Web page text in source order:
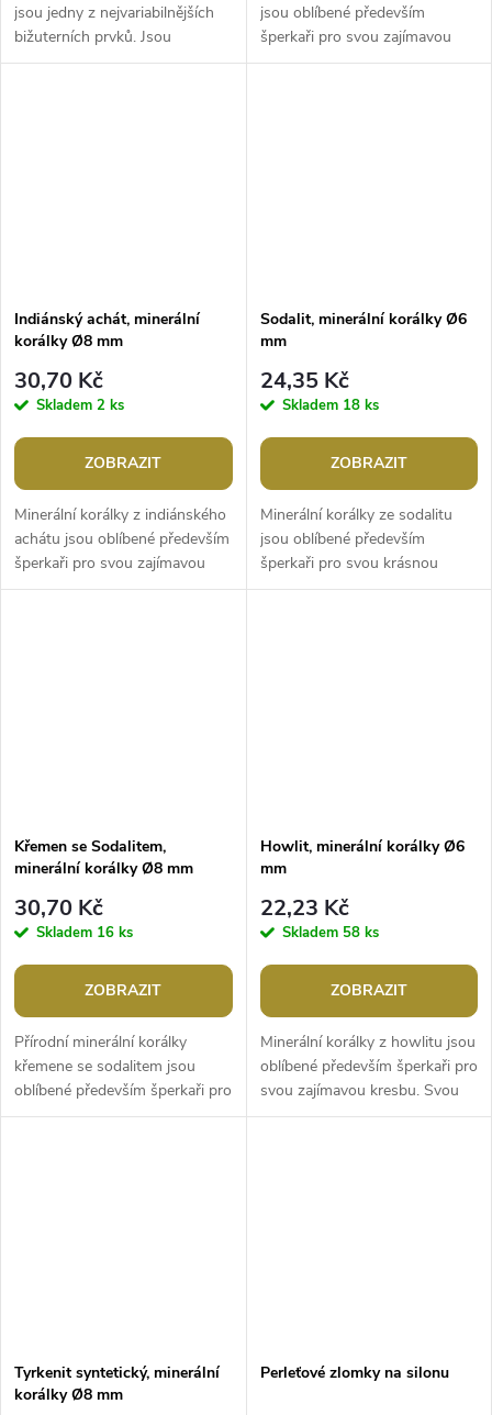
jsou jedny z nejvariabilnějších
bižuterních prvků. Jsou
půvabné svým průsvitem a
jsou oblíbené především
šperkaři pro svou zajímavou
kresbu. Velikostí jsou ideální na
Indiánský achát, minerální
korálky Ø8 mm
30,70 Kč
Skladem 2 ks
ZOBRAZIT
Minerální korálky z indiánského
achátu jsou oblíbené především
šperkaři pro svou zajímavou
kresbu a barvu. Svou velikostí
Sodalit, minerální korálky Ø6
mm
24,35 Kč
Skladem 18 ks
ZOBRAZIT
Minerální korálky ze sodalitu
jsou oblíbené především
šperkaři pro svou krásnou
barvu a kresbu. Svou velikostí
Křemen se Sodalitem,
minerální korálky Ø8 mm
30,70 Kč
Skladem 16 ks
ZOBRAZIT
Přírodní minerální korálky
křemene se sodalitem jsou
oblíbené především šperkaři pro
svou nádhernou barvu a
Howlit, minerální korálky Ø6
mm
22,23 Kč
Skladem 58 ks
ZOBRAZIT
Minerální korálky z howlitu jsou
oblíbené především šperkaři pro
svou zajímavou kresbu. Svou
velikostí jsou ideální na výrobu
Tyrkenit syntetický, minerální
korálky Ø8 mm
Perleťové zlomky na silonu